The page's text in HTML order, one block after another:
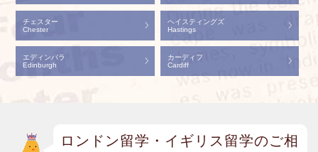
チェスター
Chester
ヘイスティングズ
Hastings
エディンバラ
Edinburgh
カーディフ
Cardiff
ロンドン留学・イギリス留学のご相